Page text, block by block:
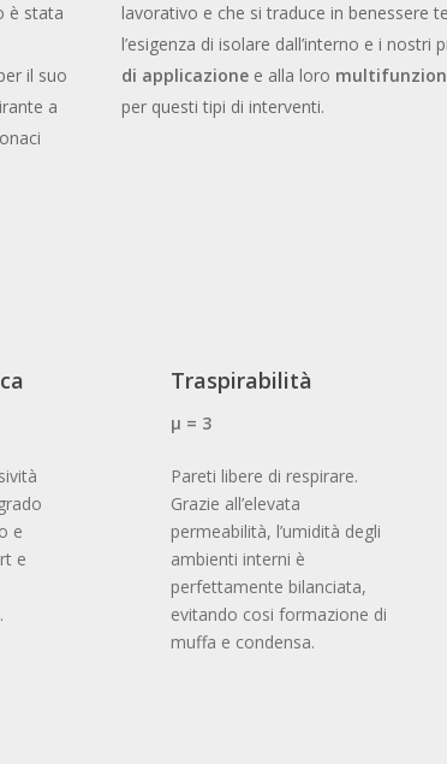
è stata
il suo
a
lavorativo e che si traduce in benessere
l’esigenza di isolare dall’interno e i nostri
di applicazione e alla loro
per questi tipi di interventi.
e
e
Traspirabilità
μ = 3
Pareti libere di respirare.
Grazie all’elevata
permeabilità, l’umidità degli
ambienti interni è
perfettamente bilanciata,
evitando cosi formazione di
muffa e condensa.